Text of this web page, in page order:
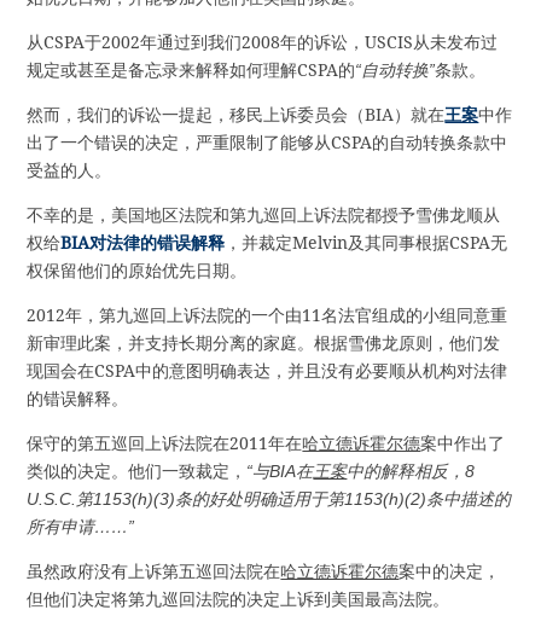
从CSPA于2002年通过到我们2008年的诉讼，USCIS从未发布过
规定或甚至是备忘录来解释如何理解CSPA的“自动转换”条款。
然而，我们的诉讼一提起，移民上诉委员会（BIA）就在王案中作
出了一个错误的决定，严重限制了能够从CSPA的自动转换条款中
受益的人。
不幸的是，美国地区法院和第九巡回上诉法院都授予雪佛龙顺从
权给BIA对法律的错误解释 ，并裁定Melvin及其同事根据CSPA无
权保留他们的原始优先日期。
2012年，第九巡回上诉法院的一个由11名法官组成的小组同意重
新审理此案，并支持长期分离的家庭。根据雪佛龙原则，他们发
现国会在CSPA中的意图明确表达，并且没有必要顺从机构对法律
的错误解释。
保守的第五巡回上诉法院在2011年在哈立德诉霍尔德案中作出了
类似的决定。他们一致裁定， “与BIA在王案中的解释相反，8
U.S.C.第1153(h)(3)条的好处明确适用于第1153(h)(2)条中描述的
所有申请……”
虽然政府没有上诉第五巡回法院在哈立德诉霍尔德案中的决定，
但他们决定将第九巡回法院的决定上诉到美国最高法院。